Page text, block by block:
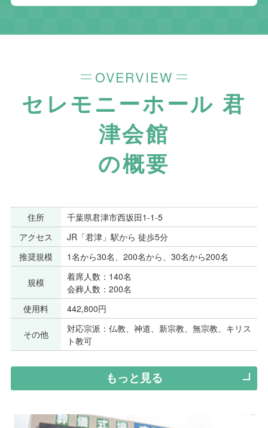
OVERVIEW
セレモニーホール 君
津会館
の概要
住所
千葉県君津市西坂田1-1-5
アクセス
JR「君津」駅から 徒歩5分
推奨規模
1名から30名、200名から、30名から200名
規模
着席人数：140名
会葬人数：200名
使用料
442,800円
その他
対応宗派：仏教、神道、新宗教、無宗教、キリス
ト教可
もっと見る